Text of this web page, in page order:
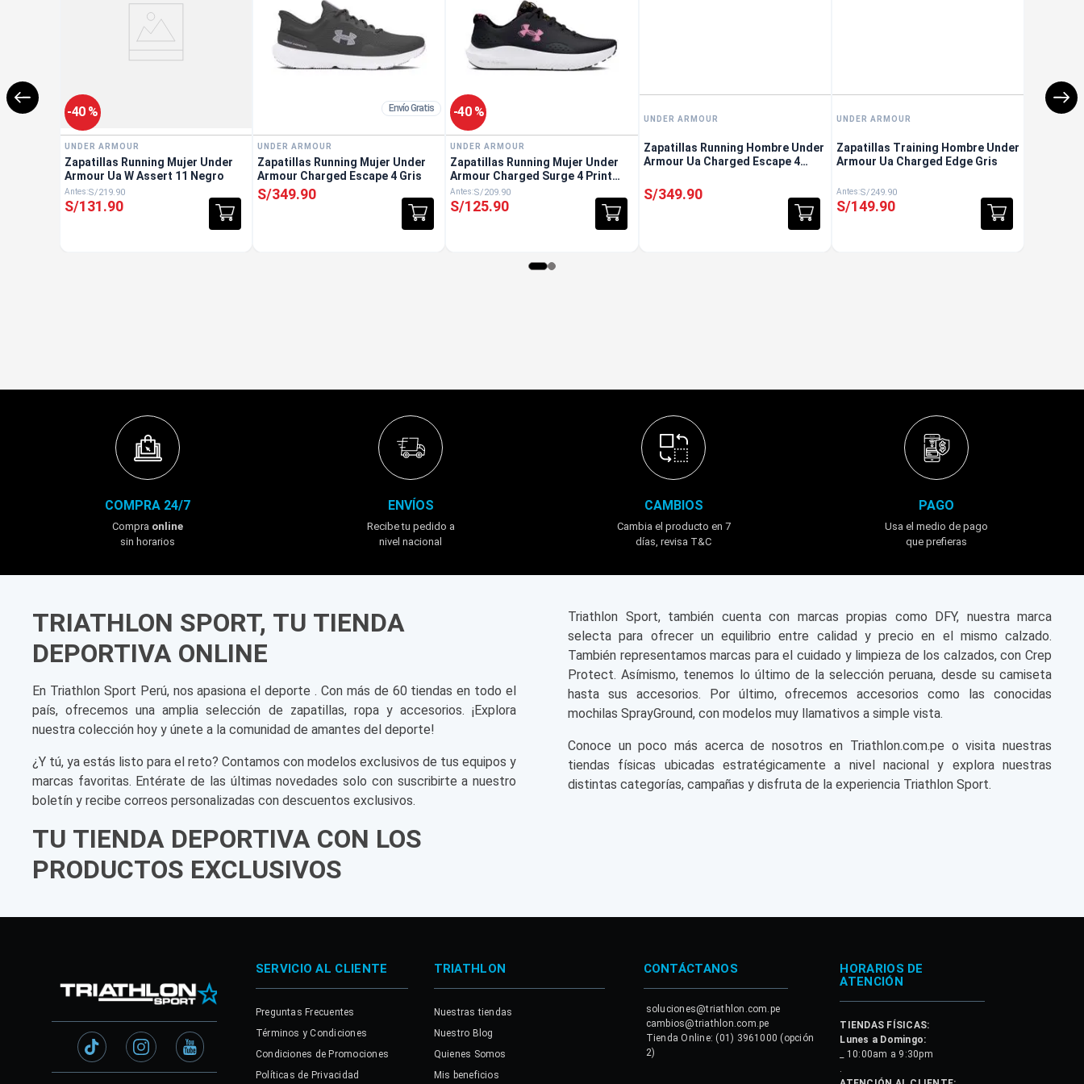
-40 %
UNDER ARMOUR
Zapatillas Running Mujer Under
Armour Ua W Assert 11 Negro
S/219.90
S/131.90
Envío Gratis
UNDER ARMOUR
Zapatillas Running Mujer Under
Armour Charged Escape 4 Gris
S/349.90
-40 %
UNDER ARMOUR
Zapatillas Running Mujer Under
Armour Charged Surge 4 Print
Negro
S/209.90
S/125.90
UNDER ARMOUR
Zapatillas Running Hombre Under
Armour Ua Charged Escape 4
S/349.90
UNDER ARMOUR
Zapatillas Training Hombre Under
Armour Ua Charged Edge Gris
S/249.90
S/149.90
COMPRA 24/7
Compra online
sin horarios
ENVÍOS
Recibe tu pedido a
nivel nacional
CAMBIOS
Cambia el producto en 7
días, revisa T&C
PAGO
Usa el medio de pago
que prefieras
TRIATHLON SPORT, TU TIENDA
DEPORTIVA ONLINE
En Triathlon Sport Perú, nos apasiona el deporte . Con más de 60 tiendas en todo el
país, ofrecemos una amplia selección de zapatillas, ropa y accesorios. ¡Explora
nuestra colección hoy y únete a la comunidad de amantes del deporte!
¿Y tú, ya estás listo para el reto? Contamos con modelos exclusivos de tus equipos y
marcas favoritas. Entérate de las últimas novedades solo con suscribirte a nuestro
boletín y recibe correos personalizadas con descuentos exclusivos.
TU TIENDA DEPORTIVA CON LOS
PRODUCTOS EXCLUSIVOS
Triathlon Sport, también cuenta con marcas propias como DFY, nuestra marca
selecta para ofrecer un equilibrio entre calidad y precio en el mismo calzado.
También representamos marcas para el cuidado y limpieza de los calzados, con Crep
Protect. Asímismo, tenemos lo último de la selección peruana, desde su camiseta
hasta sus accesorios. Por último, ofrecemos accesorios como las conocidas
mochilas SprayGround, con modelos muy llamativos a simple vista.
Conoce un poco más acerca de nosotros en Triathlon.com.pe o visita nuestras
tiendas físicas ubicadas estratégicamente a nivel nacional y explora nuestras
distintas categorías, campañas y disfruta de la experiencia Triathlon Sport.
SERVICIO AL CLIENTE
Preguntas Frecuentes
Términos y Condiciones
Condiciones de Promociones
Políticas de Privacidad
TRIATHLON
Nuestras tiendas
Nuestro Blog
Quienes Somos
Mis beneficios
CONTÁCTANOS
soluciones@triathlon.com.pe
cambios@triathlon.com.pe
Tienda Online: (01) 3961000 (opción
2)
HORARIOS DE
ATENCIÓN
TIENDAS FÍSICAS:
Lunes a Domingo:
_ 10:00am a 9:30pm
.